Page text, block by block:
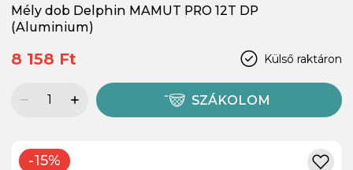
Mély dob Delphin MAMUT PRO 12T DP
(Aluminium)
Külső raktáron
8 158 Ft
SZÁKOLOM
-15%